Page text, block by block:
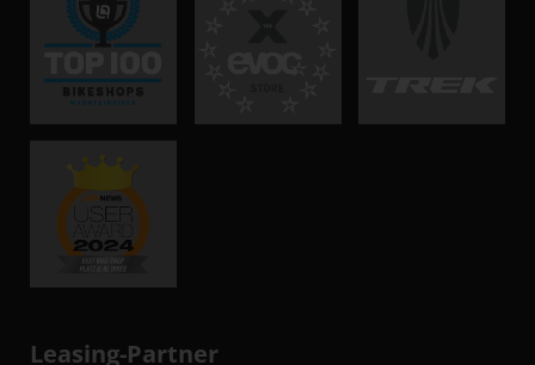
Leasing-Partner